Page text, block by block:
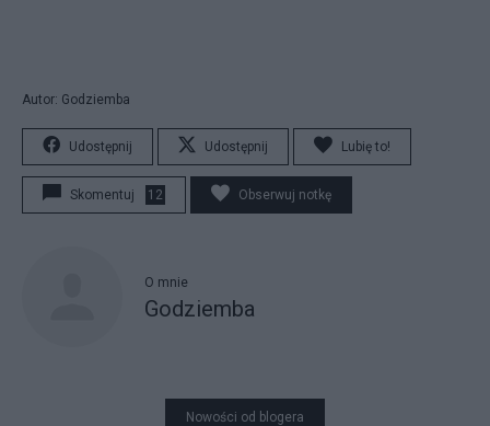
Autor: Godziemba
Udostępnij Udostępnij Lubię to!
Skomentuj 12 Obserwuj notkę
O mnie
Godziemba
Nowości od blogera